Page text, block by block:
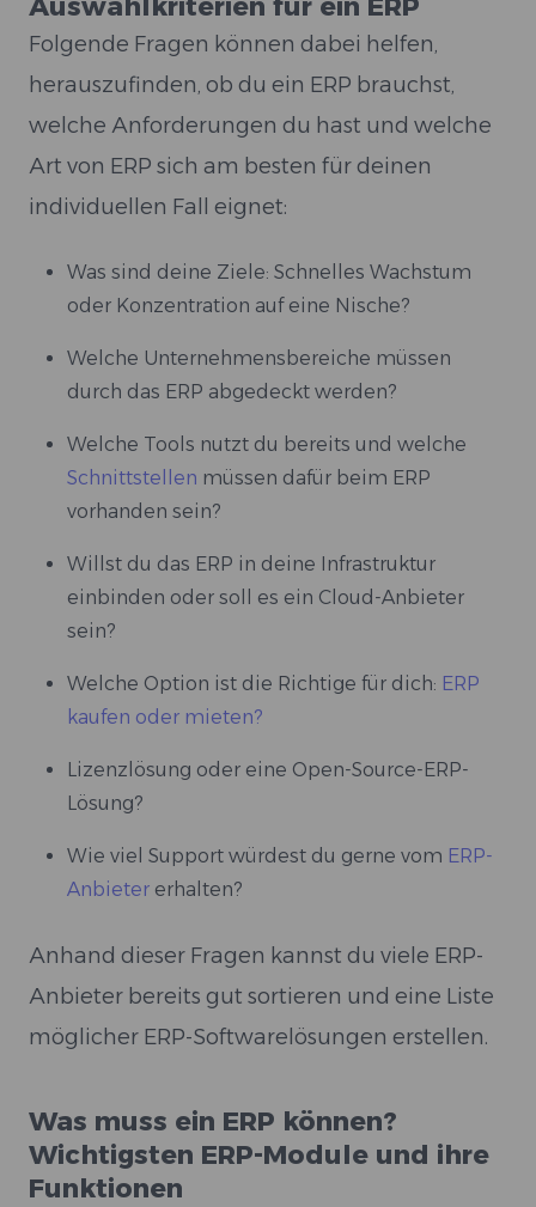
Auswahlkriterien für ein ERP
Folgende Fragen können dabei helfen,
herauszufinden, ob du ein ERP brauchst,
welche Anforderungen du hast und welche
Art von ERP sich am besten für deinen
individuellen Fall eignet:
Was sind deine Ziele: Schnelles Wachstum
oder Konzentration auf eine Nische?
Welche Unternehmensbereiche müssen
durch das ERP abgedeckt werden?
Welche Tools nutzt du bereits und welche
Schnittstellen müssen dafür beim ERP
vorhanden sein?
Willst du das ERP in deine Infrastruktur
einbinden oder soll es ein Cloud-Anbieter
sein?
Welche Option ist die Richtige für dich: ERP
kaufen oder mieten?
Lizenzlösung oder eine Open-Source-ERP-
Lösung?
Wie viel Support würdest du gerne vom ERP-
Anbieter erhalten?
Anhand dieser Fragen kannst du viele ERP-
Anbieter bereits gut sortieren und eine Liste
möglicher ERP-Softwarelösungen erstellen.
⁠Was muss ein ERP können?
Wichtigsten ERP-Module und ihre
Funktionen